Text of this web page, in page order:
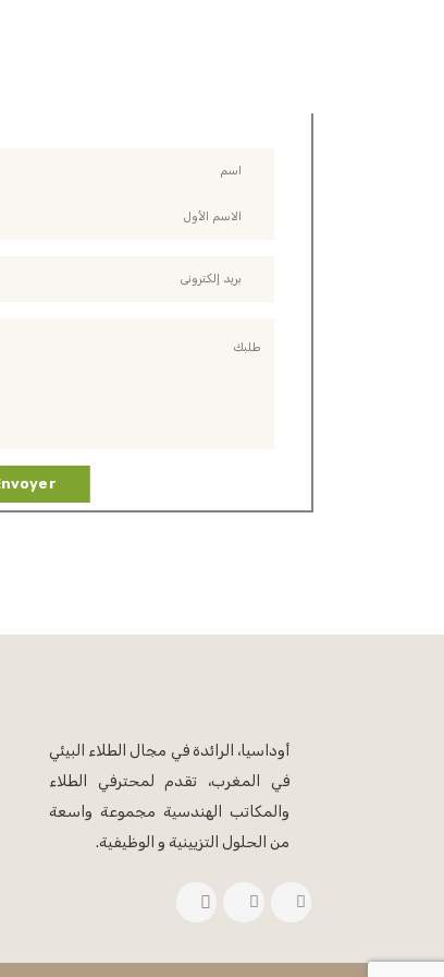
أوداسيا، الرائدة في مجال الطلاء البيئي
في المغرب، تقدم لمحترفي الطلاء
والمكاتب الهندسية مجموعة واسعة
من الحلول التزيينية و الوظيفية.